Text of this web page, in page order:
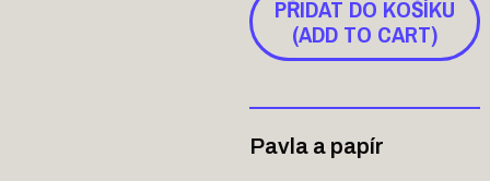
PŘIDAT DO KOŠÍKU
(ADD TO CART)
Pavla a papír